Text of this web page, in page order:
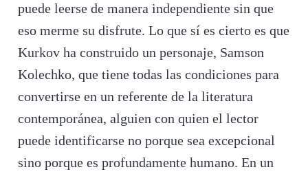
puede leerse de manera independiente sin que
eso merme su disfrute. Lo que sí es cierto es que
Kurkov ha construido un personaje, Samson
Kolechko, que tiene todas las condiciones para
convertirse en un referente de la literatura
contemporánea, alguien con quien el lector
puede identificarse no porque sea excepcional
sino porque es profundamente humano. En un